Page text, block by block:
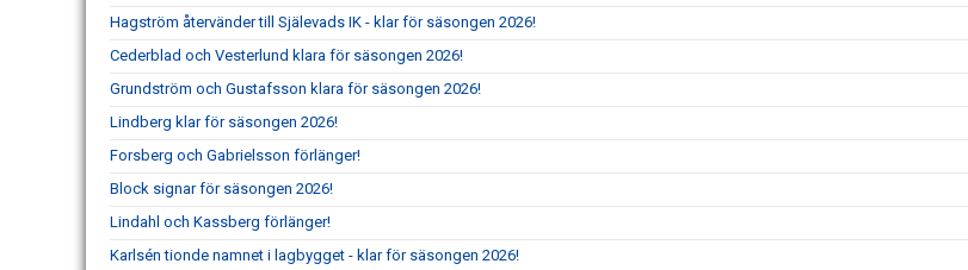
Hagström återvänder till Själevads IK - klar för säsongen 2026!
Cederblad och Vesterlund klara för säsongen 2026!
Grundström och Gustafsson klara för säsongen 2026!
Lindberg klar för säsongen 2026!
Forsberg och Gabrielsson förlänger!
Block signar för säsongen 2026!
Lindahl och Kassberg förlänger!
Karlsén tionde namnet i lagbygget - klar för säsongen 2026!